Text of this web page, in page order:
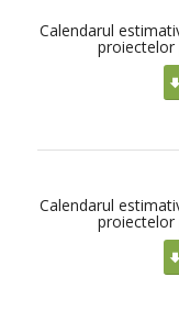
Calendarul
proiectelor
Calendarul
proiectelor